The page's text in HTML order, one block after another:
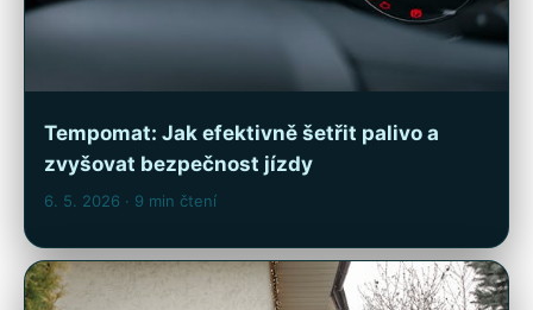
Tempomat: Jak efektivně šetřit palivo a
zvyšovat bezpečnost jízdy
6. 5. 2026 · 9 min čtení